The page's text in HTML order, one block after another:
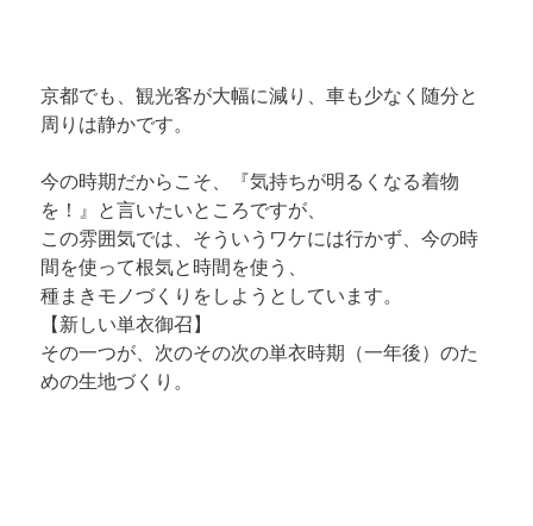
京都でも、観光客が大幅に減り、車も少なく随分と
周りは静かです。
今の時期だからこそ、『気持ちが明るくなる着物
を！』と言いたいところですが、
この雰囲気では、そういうワケには行かず、今の時
間を使って根気と時間を使う、
種まきモノづくりをしようとしています。
【新しい単衣御召】
その一つが、次のその次の単衣時期（一年後）のた
めの生地づくり。